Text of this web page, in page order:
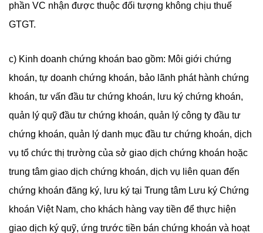
phần VC nhận được thuộc đối tượng không chịu thuế
GTGT.
c) Kinh doanh chứng khoán bao gồm: Môi giới chứng
khoán, tự doanh chứng khoán, bảo lãnh phát hành chứng
khoán, tư vấn đầu tư chứng khoán, lưu ký chứng khoán,
quản lý quỹ đầu tư chứng khoán, quản lý công ty đầu tư
chứng khoán, quản lý danh mục đầu tư chứng khoán, dịch
vụ tổ chức thị trường của sở giao dịch chứng khoán hoặc
trung tâm giao dịch chứng khoán, dịch vụ liên quan đến
chứng khoán đăng ký, lưu ký tại Trung tâm Lưu ký Chứng
khoán Việt Nam, cho khách hàng vay tiền để thực hiện
giao dịch ký quỹ, ứng trước tiền bán chứng khoán và hoạt